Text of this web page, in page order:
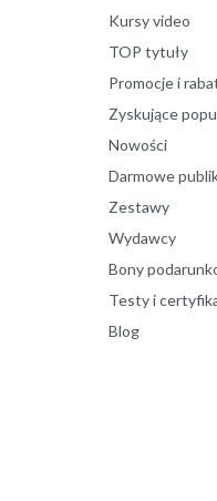
Kursy video
TOP tytuły
Promocje i
Zyskujące
Nowości
Darmowe
Zestawy
Wydawcy
Bony
Testy i
Blog